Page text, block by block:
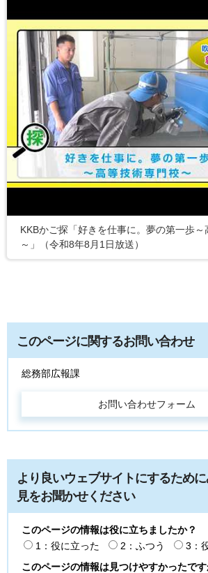
KKBかご探「好きを仕事に。夢の第一歩～
～」（令和8年8月1日放送）
このページに関するお問い合わせ
総務部広報課
より良いウェブサイトにするため
見をお聞かせください
このページの情報は役に立ちましたか？
1：役に立った
2：ふつう
3：
このページの情報は見つけやすかったです